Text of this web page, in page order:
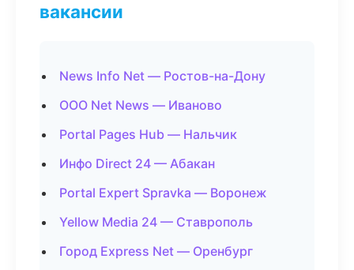
вакансии
News Info Net — Ростов-на-Дону
ООО Net News — Иваново
Portal Pages Hub — Нальчик
Инфо Direct 24 — Абакан
Portal Expert Spravka — Воронеж
Yellow Media 24 — Ставрополь
Город Express Net — Оренбург